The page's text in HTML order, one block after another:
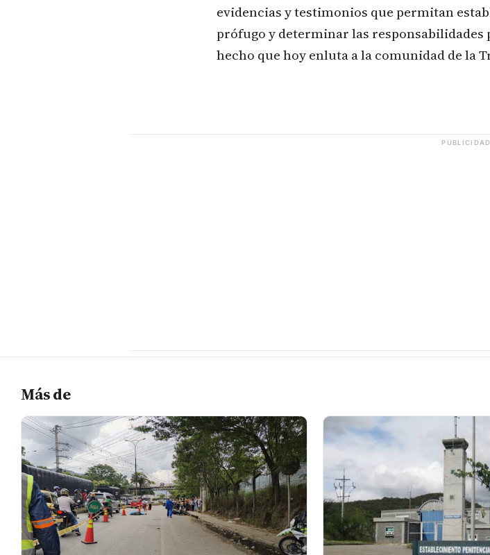
evidencias y testimonios que permitan
prófugo y determinar las responsabilidades
hecho que hoy enluta a la comunidad de la
PUBLICIDAD
Más de